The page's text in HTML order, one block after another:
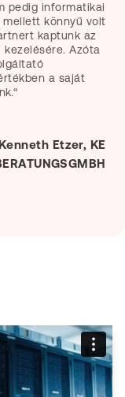
pedig informatikai
mellett könnyű volt
kaptunk az
Azóta
a saját
Kenneth Etzer, KE